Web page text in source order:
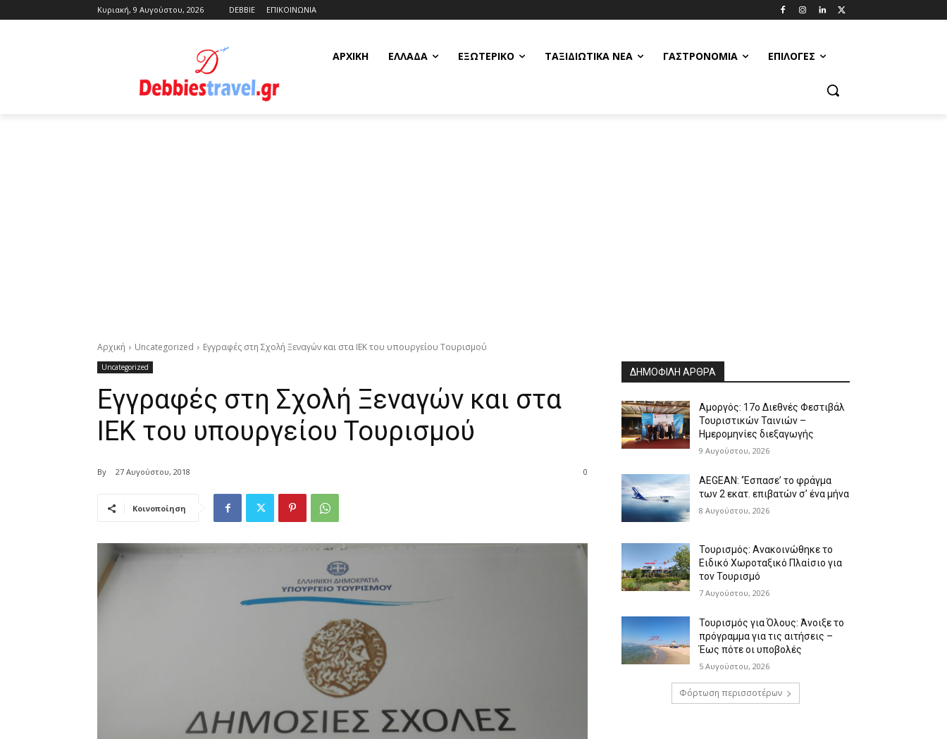
Κυριακή, 9 Αυγούστου, 2026 DEBBIE ΕΠΙΚΟΙΝΩΝΙΑ
ΑΡΧΙΚΗ ΕΛΛΆΔΑ ΕΞΩΤΕΡΙΚΌ ΤΑΞΙΔΙΩΤΙΚΆ ΝΈΑ ΓΑΣΤΡΟΝΟΜΊΑ ΕΠΙΛΟΓΈΣ
Αρχική Uncategorized Εγγραφές στη Σχολή Ξεναγών και στα ΙΕΚ του υπουργείου Τουρισμού
Uncategorized
Εγγραφές στη Σχολή Ξεναγών και στα
ΙΕΚ του υπουργείου Τουρισμού
By 27 Αυγούστου, 2018 0
Κοινοποίηση
ΔΗΜΟΦΙΛΗ ΑΡΘΡΑ
Αμοργός: 17ο Διεθνές Φεστιβάλ
Τουριστικών Ταινιών –
Ημερομηνίες διεξαγωγής
9 Αυγούστου, 2026
AEGEAN: ‘Έσπασε’ το φράγμα
των 2 εκατ. επιβατών σ’ ένα μήνα
8 Αυγούστου, 2026
Τουρισμός: Ανακοινώθηκε το
Ειδικό Χωροταξικό Πλαίσιο για
τον Τουρισμό
7 Αυγούστου, 2026
Τουρισμός για Όλους: Άνοιξε το
πρόγραμμα για τις αιτήσεις –
Έως πότε οι υποβολές
5 Αυγούστου, 2026
Φόρτωση περισσοτέρων